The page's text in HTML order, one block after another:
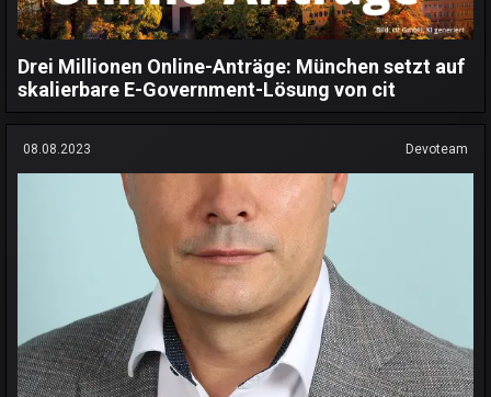
Drei Millionen Online-Anträge: München setzt auf
skalierbare E-Government-Lösung von cit
08.08.2023 Devoteam